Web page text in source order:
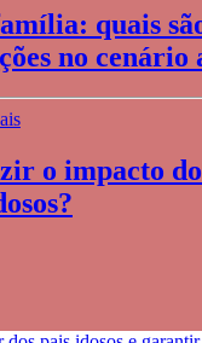
quais
no cenário
o impacto